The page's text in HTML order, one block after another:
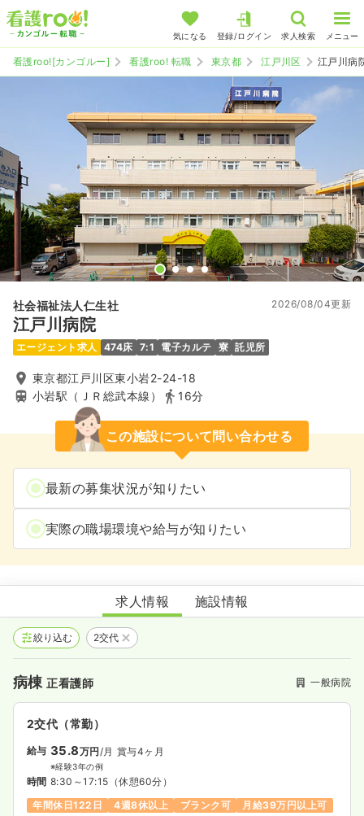
気になる 登録/ログイン 求人検索 メニュー
看護roo![カンゴルー] 看護roo! 転職 東京都 江戸川区 江戸川病
社会福祉法人仁生社
江戸川病院
2026/08/04更新
エージェント求人 474床 7:1 電子カルテ 寮 託児所
東京都江戸川区東小岩2-24-18
小岩駅（ＪＲ総武本線）
16分
この施設について問い合わせる
最新の募集状況が知りたい
実際の職場環境や給与が知りたい
江戸川病院
求人情報 施設情報
絞り込む 2交代
病棟正看護師 一般病院
2交代（常勤）
給与 35.8万円/月 賞与4ヶ月
※経験3年の例
時間 8:30～17:15 （休憩60分）
年間休日122日
4週8休以上 ブランク可 月給39万円以上可